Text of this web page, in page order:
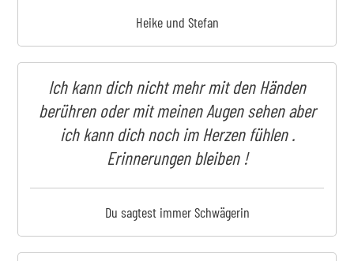
Heike und Stefan
Ich kann dich nicht mehr mit den Händen
berühren oder mit meinen Augen sehen aber
ich kann dich noch im Herzen fühlen .
Erinnerungen bleiben !
Du sagtest immer Schwägerin